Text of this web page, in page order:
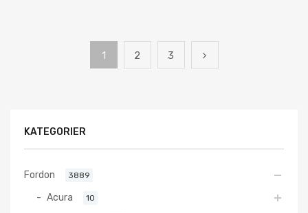
1 2 3
KATEGORIER
Fordon 3889
Acura 10